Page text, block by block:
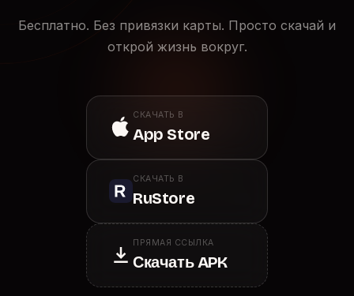
Бесплатно. Без привязки карты. Просто скачай и
открой жизнь вокруг.
СКАЧАТЬ В
App Store
СКАЧАТЬ В
RuStore
ПРЯМАЯ ССЫЛКА
Скачать APK